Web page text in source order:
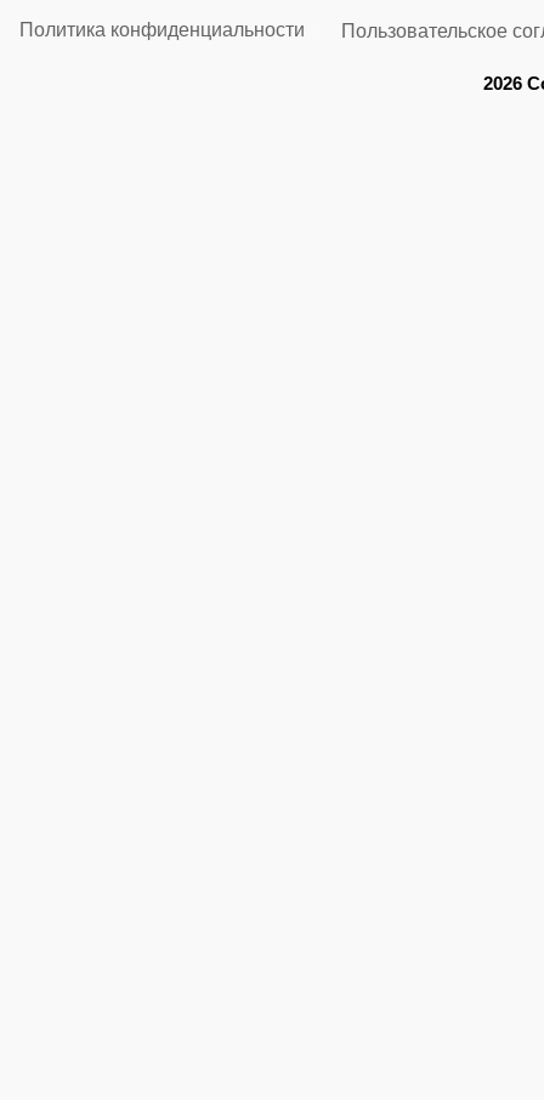
Политика конфиденциальности Пользовательское
2026